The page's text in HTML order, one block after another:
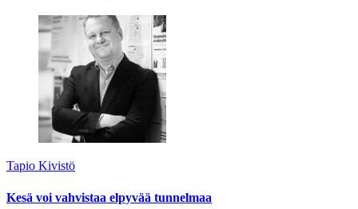
Tapio Kivistö
Kesä voi vahvistaa elpyvää tunnelmaa